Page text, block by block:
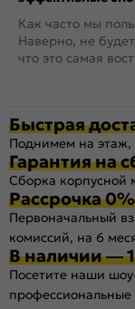
Как часто мы
Наверно, не
что это самая
Быстрая
Поднимем на этаж,
Гарантия на
Сборка корпусной
Рассрочка 0%
Первоначальный
комиссий, на 6
В наличии —
Посетите наши
профессиональные